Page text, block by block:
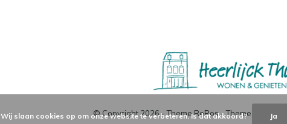
© Copyright2026- Theme RePos - Theme By DMWS
Wij slaan cookies op om onze website te verbeteren. Is dat akkoord? Ja